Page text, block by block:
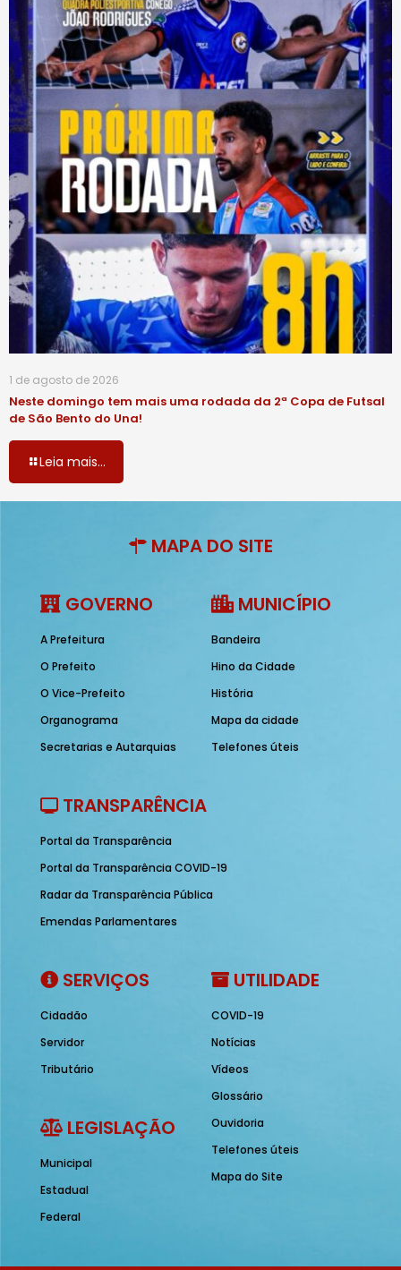
1 de agosto de 2026
Neste domingo tem mais uma rodada da 2ª Copa de Futsal
de São Bento do Una!
Leia mais...
MAPA DO SITE
GOVERNO
A Prefeitura
O Prefeito
O Vice-Prefeito
Organograma
Secretarias e Autarquias
MUNICÍPIO
Bandeira
Hino da Cidade
História
Mapa da cidade
Telefones úteis
TRANSPARÊNCIA
Portal da Transparência
Portal da Transparência COVID-19
Radar da Transparência Pública
Emendas Parlamentares
SERVIÇOS
Cidadão
Servidor
Tributário
LEGISLAÇÃO
Municipal
Estadual
Federal
UTILIDADE
COVID-19
Notícias
Vídeos
Glossário
Ouvidoria
Telefones úteis
Mapa do Site